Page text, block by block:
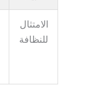
الامتثال
للنظافة